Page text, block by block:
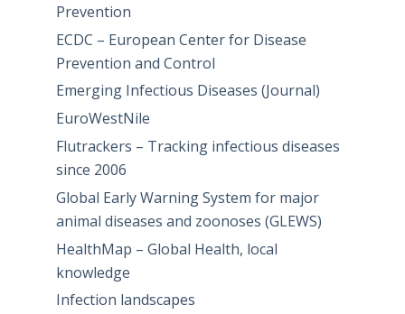
Prevention
ECDC – European Center for Disease
Prevention and Control
Emerging Infectious Diseases (Journal)
EuroWestNile
Flutrackers – Tracking infectious diseases
since 2006
Global Early Warning System for major
animal diseases and zoonoses (GLEWS)
HealthMap – Global Health, local
knowledge
Infection landscapes